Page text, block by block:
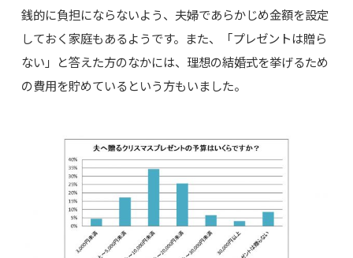
銭的に負担にならないよう、夫婦であらかじめ金額を設定
しておく家庭もあるようです。また、「プレゼントは贈ら
ない」と答えた方のなかには、理想の結婚式を挙げるため
の費用を貯めているという方もいました。